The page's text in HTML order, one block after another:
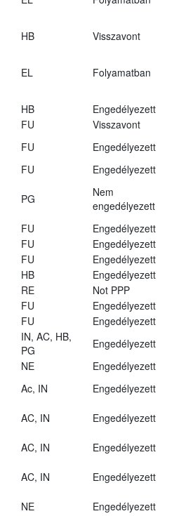
HB
Visszavont
EL Folyamatban
HB
Engedélyezett
FU
Visszavont
FU
Engedélyezett
FU
Engedélyezett
PG
Nem
engedélyezett
FU
Engedélyezett
FU
Engedélyezett
FU
Engedélyezett
HB
Engedélyezett
RE
Not PPP
FU
Engedélyezett
FU
Engedélyezett
IN, AC, HB,
PG
Engedélyezett
NE
Engedélyezett
Ac, IN
Engedélyezett
AC, IN
Engedélyezett
AC, IN
Engedélyezett
AC, IN
Engedélyezett
NE
Engedélyezett